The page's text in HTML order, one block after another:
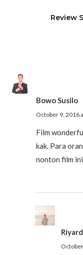
Review
Bowo Susilo
October 9, 2016
Film
kak. Para
nonton film